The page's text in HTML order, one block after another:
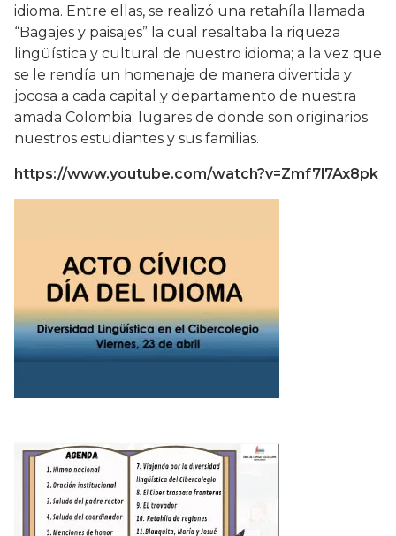
idioma. Entre ellas, se realizó una retahíla llamada
“Bagajes y paisajes” la cual resaltaba la riqueza
lingüística y cultural de nuestro idioma; a la vez que
se le rendía un homenaje de manera divertida y
jocosa a cada capital y departamento de nuestra
amada Colombia; lugares de donde son originarios
nuestros estudiantes y sus familias.
https://www.youtube.com/watch?v=Zmf7l7Ax8pk